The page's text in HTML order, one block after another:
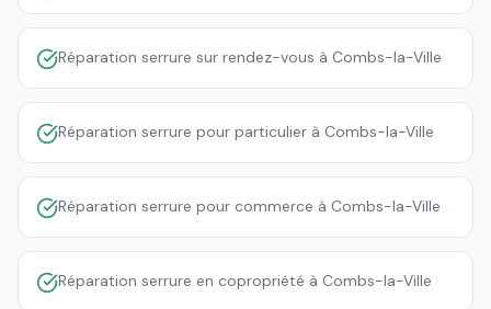
Réparation serrure sur rendez-vous à Combs-la-Ville
Réparation serrure pour particulier à Combs-la-Ville
Réparation serrure pour commerce à Combs-la-Ville
Réparation serrure en copropriété à Combs-la-Ville